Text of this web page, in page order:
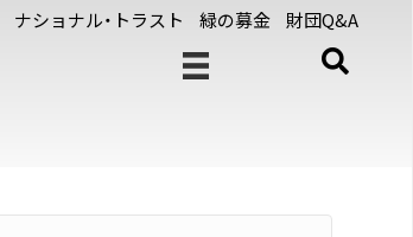
ナショナル・トラスト 緑の募金 財団Q&A